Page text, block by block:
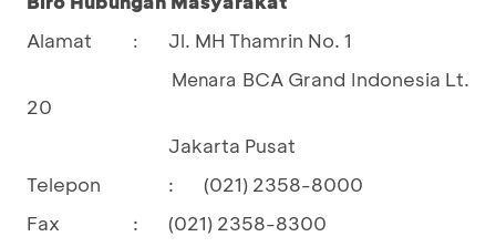
Alamat
: Jl. MH Thamrin No. 1
				Menara
BCA Grand Indonesia Lt.
20
Jakarta Pusat
Telepon
:
(021) 2358-8000
Fax
:
(021) 2358-8300